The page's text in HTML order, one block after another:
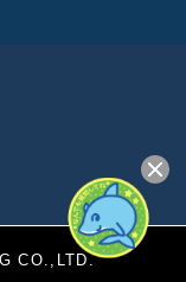
CO.,LTD.